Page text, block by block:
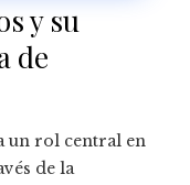
y su
de
un rol central en
de la